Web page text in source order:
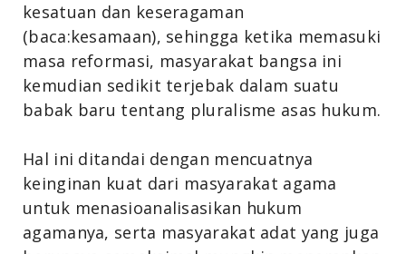
kesatuan dan keseragaman
(baca:kesamaan), sehingga ketika memasuki
masa reformasi, masyarakat bangsa ini
kemudian sedikit terjebak dalam suatu
babak baru tentang pluralisme asas hukum.
Hal ini ditandai dengan mencuatnya
keinginan kuat dari masyarakat agama
untuk menasioanalisasikan hukum
agamanya, serta masyarakat adat yang juga